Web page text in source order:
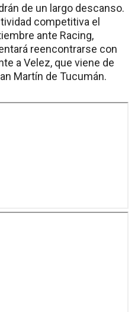
de un largo descanso.
competitiva el
ante Racing,
reencontrarse con
a Velez, que viene de
Martín de Tucumán.